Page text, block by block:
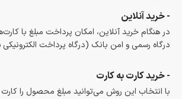
- خرید آنلاین
در هنگام خرید آنلاین، امکان پرداخت مبلغ با
درگاه رسمی و امن بانک (درگاه پرداخت
- خرید کارت به کارت
با انتخاب این روش می‌توانید مبلغ محصول را کارت